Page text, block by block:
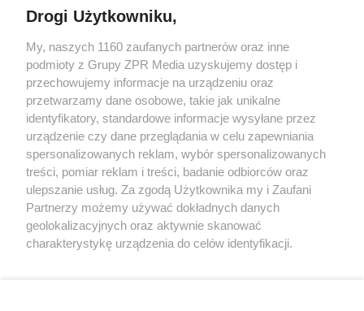
Żaden utwór zamieszczony w serwisie nie może być powielany i
rozpowszechniany lub dalej rozpowszechniany w jakikolwiek sposób
(w tym także elektroniczny lub mechaniczny) na jakimkolwiek polu
eksploatacji w jakiejkolwiek formie, włącznie z umieszczaniem w
Internecie bez pisemnej zgody właściciela praw. Jakiekolwiek użycie
lub wykorzystanie utworów w całości lub w części z naruszeniem
prawa, tzn. bez właściwej zgody, jest zabronione pod groźbą kary i
może być ścigane prawnie.
O nas
Drogi Użytkowniku,
My, naszych 1160 zaufanych partnerów oraz inne
podmioty z Grupy ZPR Media uzyskujemy dostęp i
przechowujemy informacje na urządzeniu oraz
przetwarzamy dane osobowe, takie jak unikalne
identyfikatory, standardowe informacje wysyłane przez
urządzenie czy dane przeglądania w celu zapewniania
spersonalizowanych reklam, wybór spersonalizowanych
treści, pomiar reklam i treści, badanie odbiorców oraz
ulepszanie usług. Za zgodą Użytkownika my i Zaufani
Partnerzy możemy używać dokładnych danych
geolokalizacyjnych oraz aktywnie skanować
charakterystykę urządzenia do celów identyfikacji.